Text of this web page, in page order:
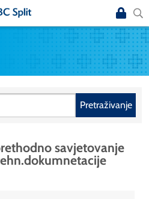
Pretraživanje
savjetovanje